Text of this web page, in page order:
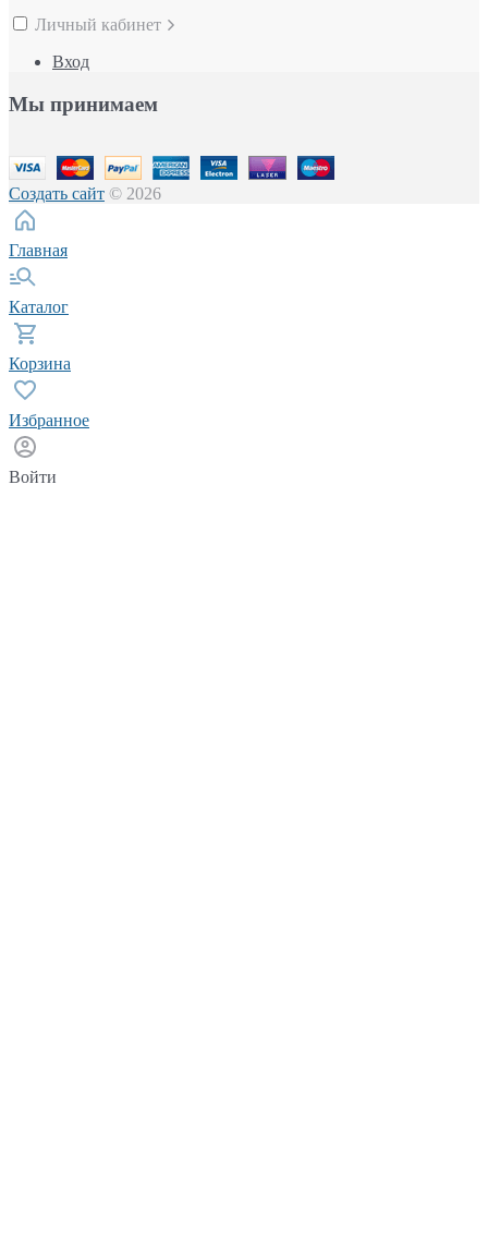
Личный кабинет
Вход
Мы принимаем
Создать сайт © 2026
Главная
Каталог
Корзина
Избранное
Войти